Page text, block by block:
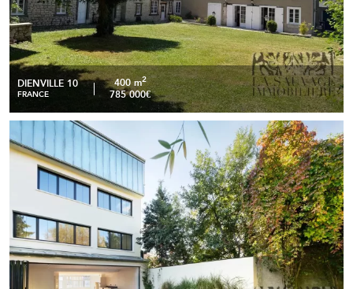
DIENVILLE 10
FRANCE
400 m2
785 000€
Montreuil – Hôtel particulier contemporain d’environ
350m2 avec jardin de 150m2, 3 terrasses et ascenseur
privatif
READ MORE